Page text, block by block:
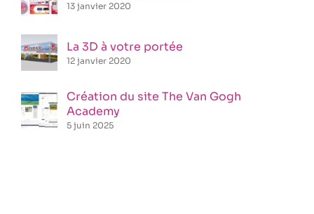
13 janvier 2020
La 3D à votre portée
12 janvier 2020
Création du site The Van Gogh
Academy
5 juin 2025